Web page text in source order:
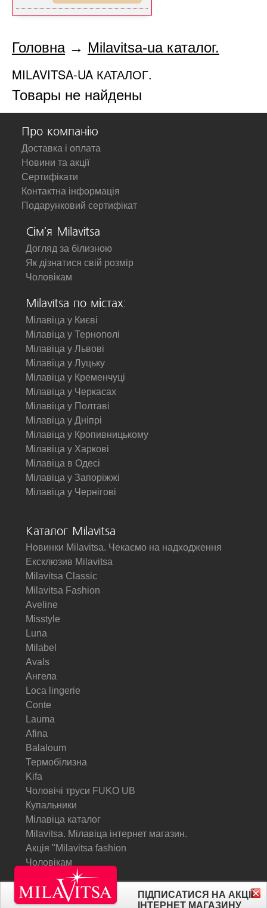
Головна→ Milavitsa-ua каталог.
MILAVITSA-UA КАТАЛОГ.
Товары не найдены
Про компанію
Доставка і оплата
Новини та акції
Сертифікати
Контактна інформація
Подарунковий сертифікат
Сім'я Milavitsa
Догляд за білизною
Як дізнатися свій розмір
Чоловікам
Milavitsa по містах:
Мілавіца у Києві
Мілавіца у Тернополі
Мілавіца у Львові
Мілавіца у Луцьку
Мілавіца у Кременчуці
Мілавіца у Черкасах
Мілавіца у Полтаві
Мілавіца у Дніпрі
Мілавіца у Кропивницькому
Мілавіца у Харкові
Мілавіца в Одесі
Мілавіца у Запоріжжі
Мілавіца у Чернігові
Каталог Milavitsa
Новинки Milavitsa. Чекаємо на надходження
Ексклюзив Milavitsa
Milavitsa Classic
Milavitsa Fashion
Aveline
Misstyle
Luna
Milabel
Avals
Ангела
Loca lingerie
Conte
Lauma
Afina
Balaloum
Термобілизна
Kifa
Чоловічі труси FUKO UB
Купальники
Мілавіца каталог
Milavitsa. Мілавіца інтернет магазин.
Акція "Milavitsa fashion
Чоловікам
ПІДПИСАТИСЯ НА АКЦІЇ
ІНТЕРНЕТ МАГАЗИНУ
© Milavitsa.